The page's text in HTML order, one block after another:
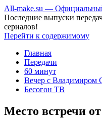
All-make.su —
Последние выпуски
сериалов!
Перейти к содержимому
Главная
Передачи
60 минут
Вечер с Владимиром
Бесогон ТВ
Место встречи